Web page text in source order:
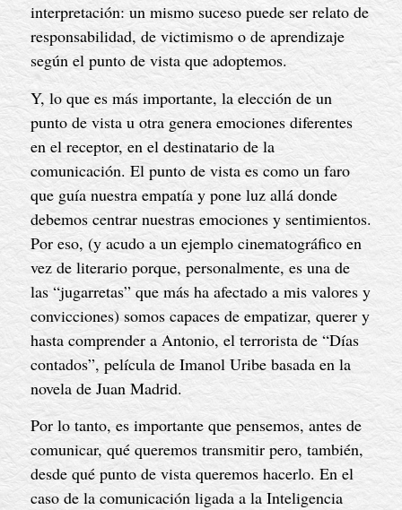
interpretación: un mismo suceso puede ser relato de
responsabilidad, de victimismo o de aprendizaje
según el punto de vista que adoptemos.
Y, lo que es más importante, la elección de un
punto de vista u otra genera emociones diferentes
en el receptor, en el destinatario de la
comunicación. El punto de vista es como un faro
que guía nuestra empatía y pone luz allá donde
debemos centrar nuestras emociones y sentimientos.
Por eso, (y acudo a un ejemplo cinematográfico en
vez de literario porque, personalmente, es una de
las “jugarretas” que más ha afectado a mis valores y
convicciones) somos capaces de empatizar, querer y
hasta comprender a Antonio, el terrorista de “Días
contados”, película de Imanol Uribe basada en la
novela de Juan Madrid.
Por lo tanto, es importante que pensemos, antes de
comunicar, qué queremos transmitir pero, también,
desde qué punto de vista queremos hacerlo. En el
caso de la comunicación ligada a la Inteligencia